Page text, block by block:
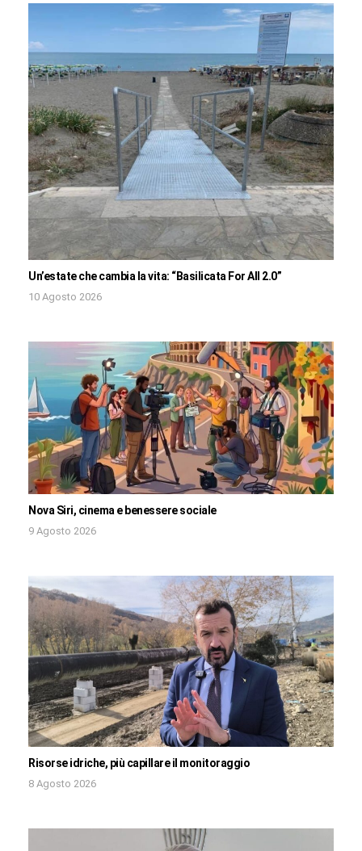
Un’estate che cambia la vita: “Basilicata For All 2.0”
10 Agosto 2026
Nova Siri, cinema e benessere sociale
9 Agosto 2026
Risorse idriche, più capillare il monitoraggio
8 Agosto 2026